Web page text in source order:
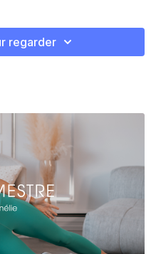
pour un public averti !!
à l'effort de 5-7 sur 10
regarder